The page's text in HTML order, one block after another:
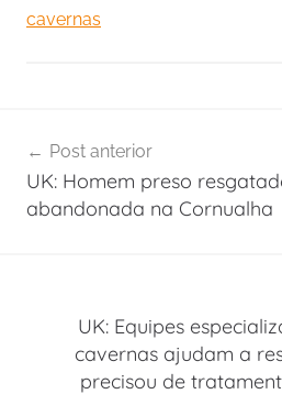
cavernas
de
Post
Post anterior
UK: Homem preso
abandonada na Cornualha
UK: Equipes
cavernas ajudam a
precisou de